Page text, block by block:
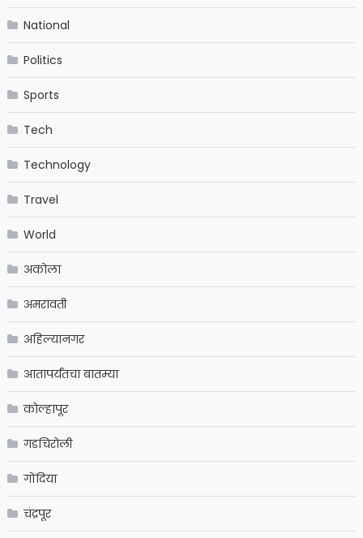
National
Politics
Sports
Tech
Technology
Travel
World
अकोला
अमरावती
अहिल्यानगर
आतापर्यंतचा बातम्या
कोल्हापूर
गडचिरोली
गोंदिया
चंद्रपूर